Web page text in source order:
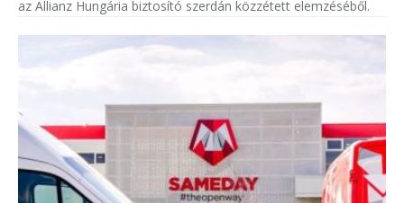
az Allianz Hungária biztosító szerdán közzétett elemzéséből.